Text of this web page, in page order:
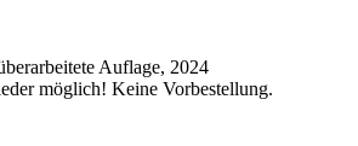
Auflage, 2024
möglich! Keine Vorbestellung.